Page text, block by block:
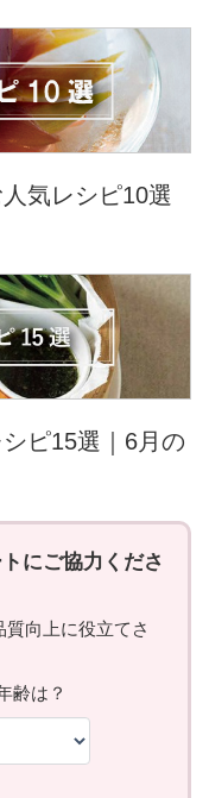
気レシピ10選
ピ15選｜6月の